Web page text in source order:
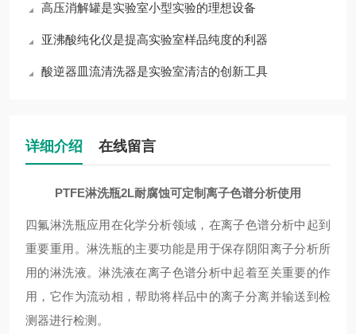
高压消解罐是实验室小型实验的理想设备
亚沸酸纯化仪是提高实验室样品纯度的利器
酸逆器皿流清洗器是实验室清洁的创新工具
详细介绍 在线留言
PTFE淋洗瓶2L耐腐蚀可定制离子色谱分析使用
四氟淋洗瓶应用在化学分析领域，在离子色谱分析中起到
重要重用。 淋洗瓶的主要功能是用于保存阴阳离子分析所
用的淋洗液。淋洗液在离子色谱分析中起着至关重要的作
用，它作为流动相，帮助将样品中的离子分离并输送到检
测器进行检测。